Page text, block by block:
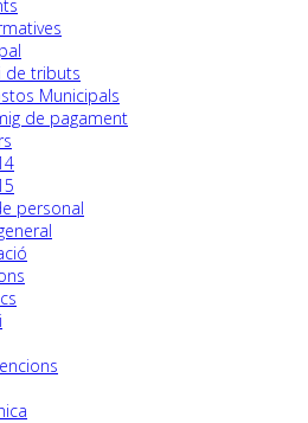
de tributs
Municipals
de pagament
personal